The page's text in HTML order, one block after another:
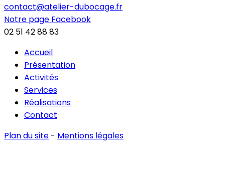
contact@atelier-dubocage.fr
Notre page Facebook
02 51 42 88 83
Accueil
Présentation
Activités
Services
Réalisations
Contact
Plan du site - Mentions légales